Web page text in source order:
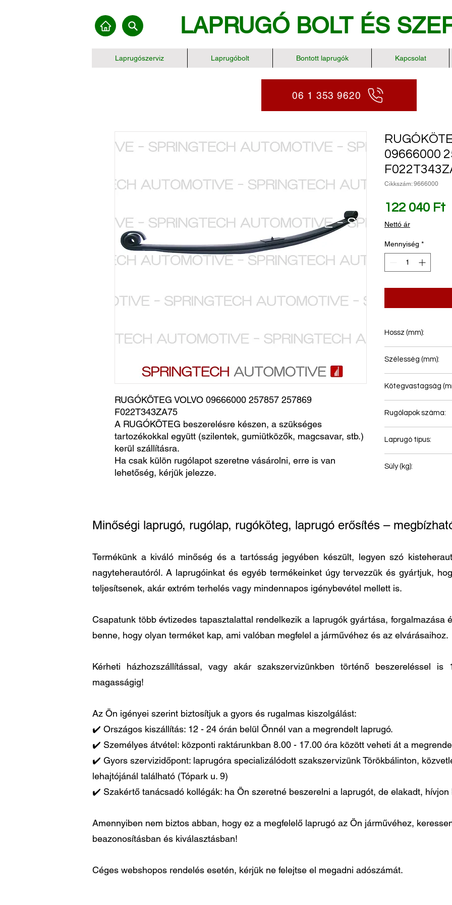
LAPRUGÓ BOLT ÉS
Laprugószerviz Laprugóbolt Bontott laprugók Kapcsolat
06 1 353 9620
RUGÓKÖTEG VOLVO 09666000 257857 257869
F022T343ZA75
A RUGÓKÖTEG beszerelésre készen, a szükséges
tartozékokkal együtt (szilentek, gumiütközők, magcsavar, stb.)
kerül szállításra.
Ha csak külön rugólapot szeretne vásárolni, erre is van
lehetőség, kérjük jelezze.
09666000
Cikkszám: 9666000
122 040 FtÁr
Nettó ár
Mennyiség *
Hossz (mm):
Szélesség (mm):
Kötegvastagság
Rugólapok száma:
Laprugó típus:
Súly (kg):
Minőségi laprugó, rugólap, rugóköteg, laprugó erősítés –
Termékünk a kiváló minőség és a tartósság jegyében készült, legyen szó
nagyteherautóról. A laprugóinkat és egyéb termékeinket úgy tervezzük és gyártjuk,
teljesítsenek, akár extrém terhelés vagy mindennapos igénybevétel mellett is.
Csapatunk több évtizedes tapasztalattal rendelkezik a laprugók gyártása, forgalmazása
benne, hogy olyan terméket kap, ami valóban megfelel a járművéhez és az elvárásaihoz.
Kérheti házhozszállítással, vagy akár szakszervizünkben történő beszereléssel
magasságig!
Az Ön igényei szerint biztosítjuk a gyors és rugalmas kiszolgálást:
✔️ Országos kiszállítás: 12 - 24 órán belül Önnél van a megrendelt laprugó.
✔️ Személyes átvétel: központi raktárunkban 8.00 - 17.00 óra között veheti át a
✔️ Gyors szervizidőpont: laprugóra specializálódott szakszervizünk Törökbálinton,
lehajtójánál található (Tópark u. 9)
✔️ Szakértő tanácsadó kollégák: ha Ön szeretné beszerelni a laprugót, de elakadt,
Amennyiben nem biztos abban, hogy ez a megfelelő laprugó az Ön járművéhez,
beazonosításban és kiválasztásban!
Céges webshopos rendelés esetén, kérjük ne felejtse el megadni adószámát.